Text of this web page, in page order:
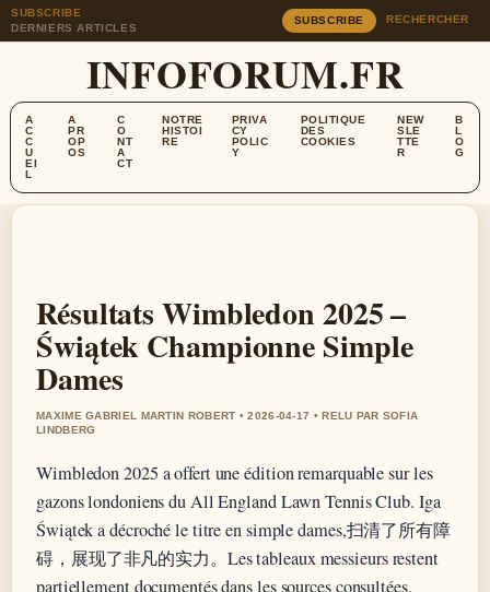
SUBSCRIBE
DERNIERS ARTICLES
SUBSCRIBE RECHERCHER
INFOFORUM.FR
A
C
C
U
EI
L
A
PR
OP
OS
C
O
NT
A
CT
NOTRE
HISTOI
RE
PRIVA
CY
POLIC
Y
POLITIQUE
DES
COOKIES
NEW
SLE
TTE
R
B
L
O
G
Résultats Wimbledon 2025 –
Świątek Championne Simple
Dames
MAXIME GABRIEL MARTIN ROBERT • 2026-04-17 • RELU PAR SOFIA
LINDBERG
Wimbledon 2025 a offert une édition remarquable sur les
gazons londoniens du All England Lawn Tennis Club. Iga
Świątek a décroché le titre en simple dames,扫清了所有障
碍，展现了非凡的实力。Les tableaux messieurs restent
partiellement documentés dans les sources consultées,